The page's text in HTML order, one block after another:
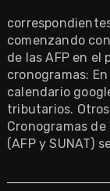
comenzando
de las AFP en el
cronogramas:
calendario
tributarios.
Cronogramas
(AFP y SUNAT)